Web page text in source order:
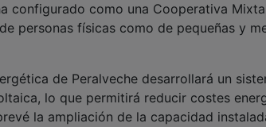
configurado como una Cooperativa
personas físicas como de pequeñas y
de Peralveche desarrollará un
lo que permitirá reducir costes
la ampliación de la capacidad